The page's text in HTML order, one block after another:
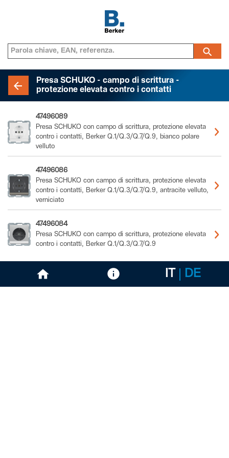
Presa SCHUKO - campo di scrittura -
protezione elevata contro i contatti
47496089
Presa SCHUKO con campo di scrittura, protezione elevata
contro i contatti, Berker Q.1/Q.3/Q.7/Q.9, bianco polare
velluto
47496086
Presa SCHUKO con campo di scrittura, protezione elevata
contro i contatti, Berker Q.1/Q.3/Q.7/Q.9, antracite velluto,
verniciato
47496084
Presa SCHUKO con campo di scrittura, protezione elevata
contro i contatti, Berker Q.1/Q.3/Q.7/Q.9
IT DE